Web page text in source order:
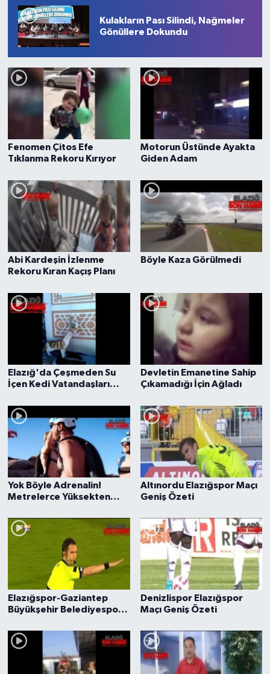
Kulakların Pası Silindi, Nağmeler
Gönüllere Dokundu
Fenomen Çitos Efe
Tıklanma Rekoru Kırıyor
Motorun Üstünde Ayakta
Giden Adam
Abi Kardeşin İzlenme
Rekoru Kıran Kaçış Planı
Böyle Kaza Görülmedi
Elazığ'da Çeşmeden Su
İçen Kedi Vatandaşları
Devletin Emanetine Sahip
Çıkamadığı İçin Ağladı
Yok Böyle Adrenalin!
Metrelerce Yüksekten
Altınordu Elazığspor Maçı
Geniş Özeti
Elazığspor-Gaziantep
Büyükşehir Belediyespor
Denizlispor Elazığspor
Maçı Geniş Özeti
POLİTİKA
SAĞLIK
SİYASET
SPOR
TEKNOLOJİ